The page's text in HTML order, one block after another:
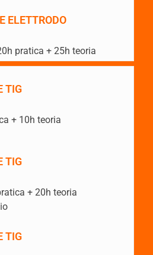
ELETTRODO
pratica + 25h teoria
TIG
+ 10h teoria
TIG
+ 20h teoria
TIG